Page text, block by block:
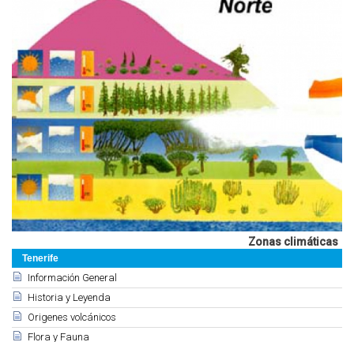
Tenerife
Información General
Historia y Leyenda
Origenes volcánicos
Flora y Fauna
Zonas climáticas